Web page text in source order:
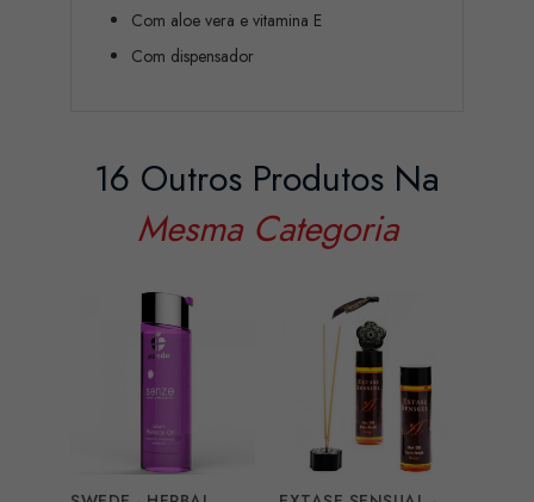
Com aloe vera e vitamina E
Com dispensador
16 Outros Produtos Na
Mesma Categoria